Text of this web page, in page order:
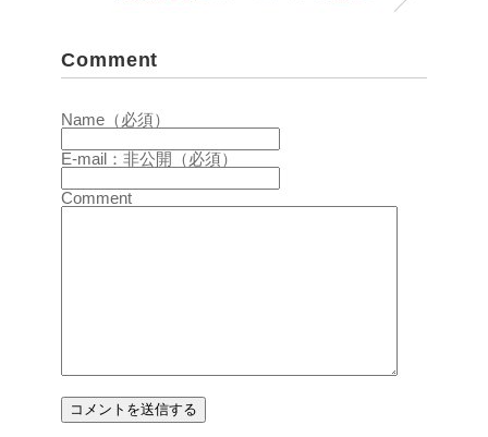
Comment
Name（必須）
E-mail：非公開（必須）
Comment